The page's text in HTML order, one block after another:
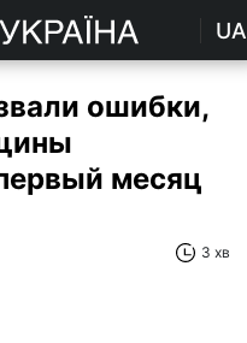
UA
ошибки,
месяц
3 хв